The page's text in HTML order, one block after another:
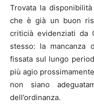
Trovata la
che è già un buon
criticià evidenziati da
stesso: la mancanza
fissata sul lungo
più agio
non siano
dell’ordinanza.